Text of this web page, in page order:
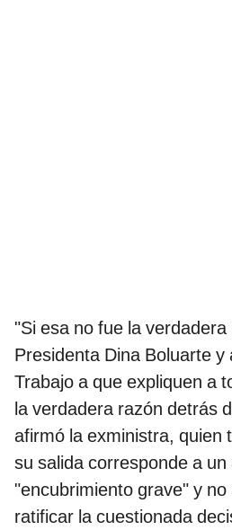
"Si esa no fue la
Presidenta Dina Boluarte y
Trabajo a que expliquen a
la verdadera razón detrás
afirmó la exministra, quien
su salida corresponde a un
"encubrimiento grave" y
ratificar la cuestionada